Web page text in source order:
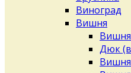
Виноград
Вишня
Вишня
Дюк